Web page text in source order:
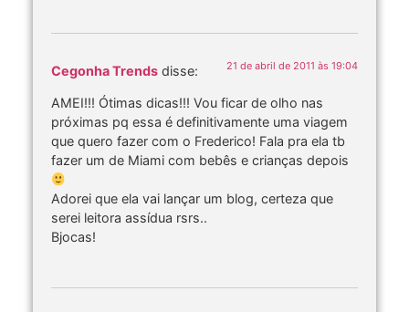
Cegonha Trends disse: 21 de abril de 2011 às 19:04
AMEI!!! Ótimas dicas!!! Vou ficar de olho nas
próximas pq essa é definitivamente uma viagem
que quero fazer com o Frederico! Fala pra ela tb
fazer um de Miami com bebês e crianças depois
Adorei que ela vai lançar um blog, certeza que
serei leitora assídua rsrs..
Bjocas!